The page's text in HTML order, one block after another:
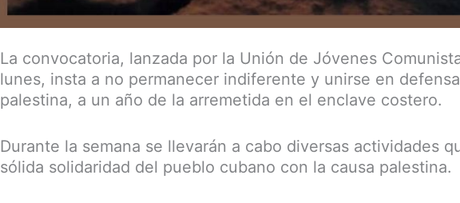
La convocatoria, lanzada por la Unión de Jóvenes
lunes, insta a no permanecer indiferente y unirse en
palestina, a un año de la arremetida en el enclave costero.
Durante la semana se llevarán a cabo diversas actividades
sólida solidaridad del pueblo cubano con la causa palestina.